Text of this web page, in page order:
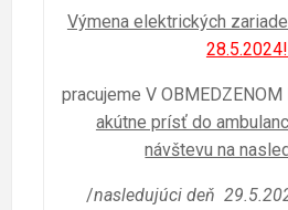
Výmena elektrických
pracujeme V
akútne prísť do
návštevu na
/nasledujúci deň